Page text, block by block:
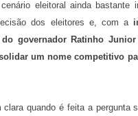
eleitoral ainda bastante
dos eleitores e, com a
governador Ratinho
um nome competitivo
clara quando é feita a pergunta